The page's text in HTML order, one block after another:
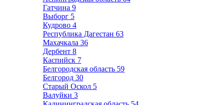
Гатчина 9
Выборг 5
Кудрово 4
Республика Дагестан 63
Махачкала 36
Дербент 8
Каспийск 7
Белгородская область 59
Белгород 30
Старый Оскол 5
Валуйки 3